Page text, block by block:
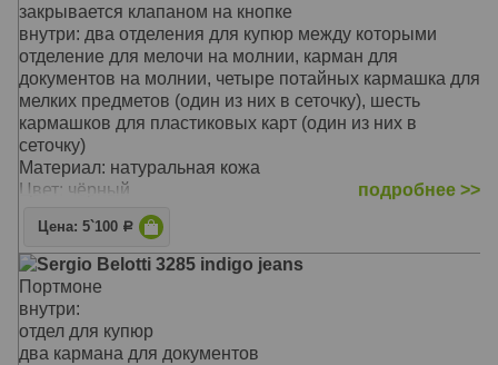
Размер: 3 x 10 x 18 см
закрывается клапаном на кнопке
внутри: два отделения для купюр между которыми
отделение для мелочи на молнии, карман для
документов на молнии, четыре потайных кармашка для
мелких предметов (один из них в сеточку), шесть
кармашков для пластиковых карт (один из них в
сеточку)
Материал: натуральная кожа
Цвет: чёрный
Размер: 17 x 9.5 x 3 см
подробнее >>
Цена: 5`100 Р
Sergio Belotti 3285 indigo jeans
Портмоне
внутри:
отдел для купюр
два кармана для документов